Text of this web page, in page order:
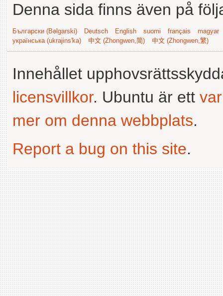
Denna sida finns även på
Български (Bəlgarski) Deutsch English suomi français
magyar
українська (ukrajins'ka)
中文 (Zhongwen,简) 中文 (Zhongwen,繁)
Innehållet
licensvillkor. Ubuntu är ett
mer om denna webbplats.
Report a bug on this site.